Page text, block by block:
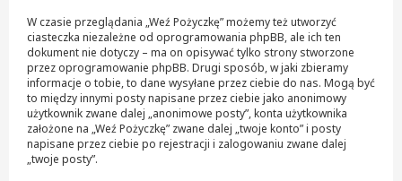
W czasie przeglądania „Weź Pożyczkę” możemy też utworzyć
ciasteczka niezależne od oprogramowania phpBB, ale ich ten
dokument nie dotyczy – ma on opisywać tylko strony stworzone
przez oprogramowanie phpBB. Drugi sposób, w jaki zbieramy
informacje o tobie, to dane wysyłane przez ciebie do nas. Mogą być
to między innymi posty napisane przez ciebie jako anonimowy
użytkownik zwane dalej „anonimowe posty”, konta użytkownika
założone na „Weź Pożyczkę” zwane dalej „twoje konto” i posty
napisane przez ciebie po rejestracji i zalogowaniu zwane dalej
„twoje posty”.